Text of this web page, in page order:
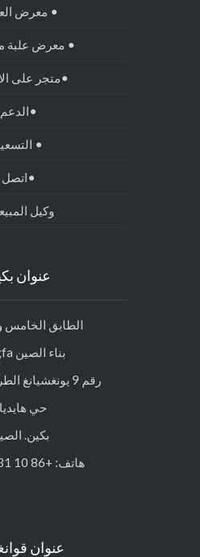
• معرض العملاء
• معرض علبة مخصصة
•متجر على الانترنت
وكيل المبيعات
عنوان بكين
الطابق الخامس والسادس
بناء الصين Hangfa
حي هايديان
بكين. الصين.
عنوان قوانغتشو